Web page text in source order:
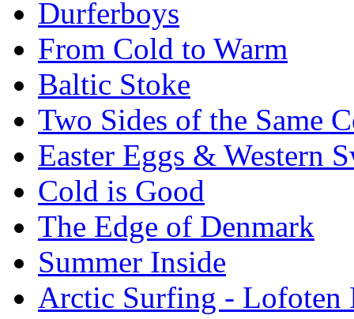
Durferboys
From Cold to Warm
Baltic Stoke
Two Sides of the Same
Easter Eggs & Western
Cold is Good
The Edge of Denmark
Summer Inside
Arctic Surfing - Lofoten